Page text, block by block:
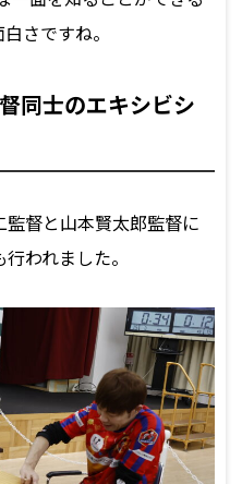
さですね。
同士のエキシビシ
督と山本賢太郎監督に
われました。